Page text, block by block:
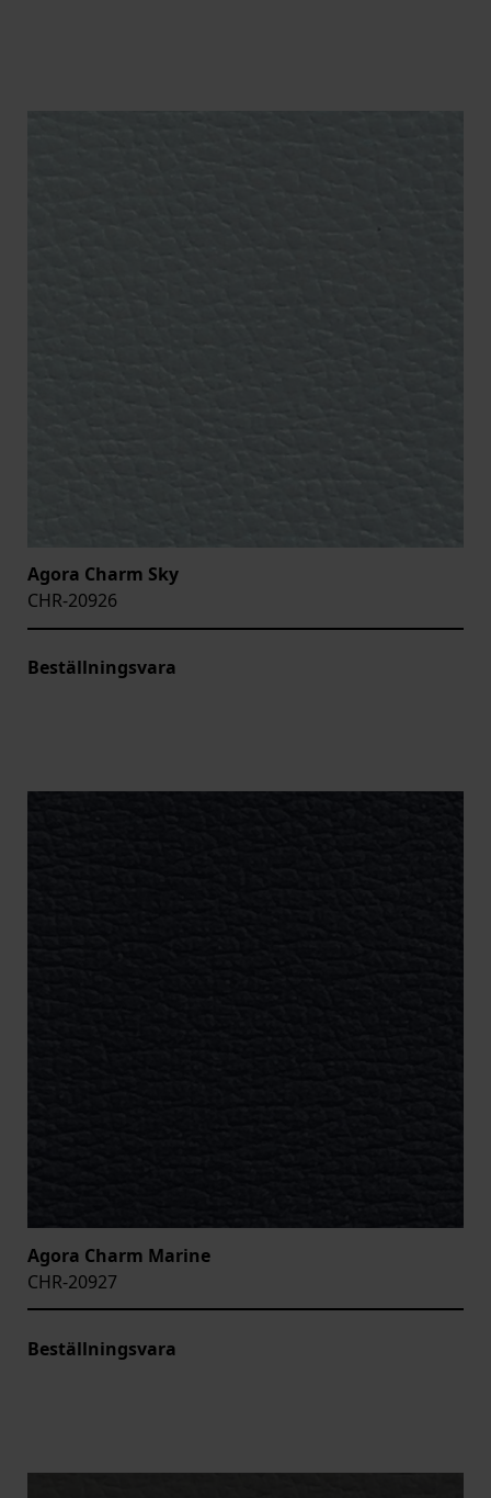
Agora Charm Sky
CHR-20926
Beställningsvara
Agora Charm Marine
CHR-20927
Beställningsvara